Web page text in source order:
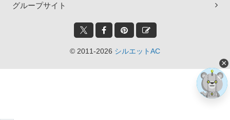
グループサイト
© 2011-2026 シルエットAC
×